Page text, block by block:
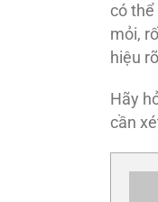
có
mỏi,
hiệu
Hãy
cần